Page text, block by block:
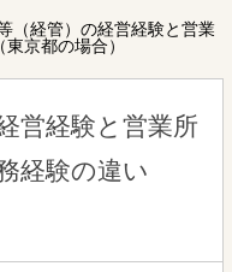
（経管）の経営経験と営業
京都の場合）
営経験と営業所
経験の違い